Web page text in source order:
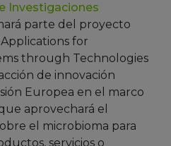
Investigaciones
parte del proyecto
for
through Technologies
de innovación
Europea en el marco
aprovechará el
el microbioma para
servicios o